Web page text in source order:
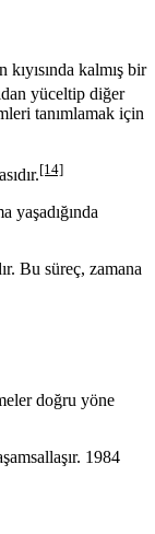
kalmış bir
yüceltip diğer
tanımlamak için
[14]
yaşadığında
Bu süreç, zamana
doğru yöne
1984